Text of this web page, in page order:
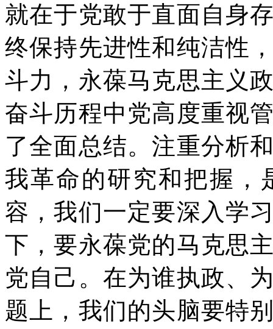
就在于党敢于直面自身
终保持先进性和纯洁性
斗力，永葆马克思主义
奋斗历程中党高度重视
了全面总结。注重分析
我革命的研究和把握，
容，我们一定要深入学
下，要永葆党的马克思
党自己。在为谁执政、
题上，我们的头脑要特